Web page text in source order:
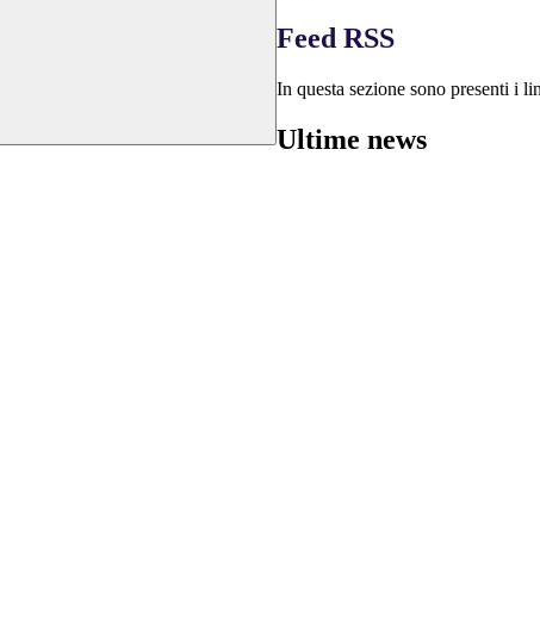
Feed RSS
In questa sezione sono presenti i
Ultime news